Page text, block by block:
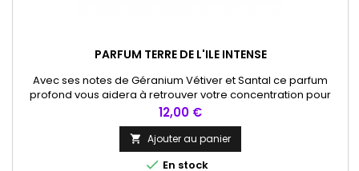
PARFUM TERRE DE L'ILE INTENSE
Avec ses notes de Géranium Vétiver et Santal ce parfum
profond vous aidera à retrouver votre concentration pour
plus d’attention. A appliquer sur poignet, cou ou plexus.
Prix
12,00 €
 Ajouter au panier
 En stock